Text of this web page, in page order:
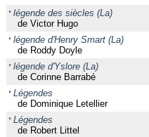
légende des siècles (La)
de Victor Hugo
légende d'Henry Smart (La)
de Roddy Doyle
légende d'Yslore (La)
de Corinne Barrabé
Légendes
de Dominique Letellier
Légendes
de Robert Littel